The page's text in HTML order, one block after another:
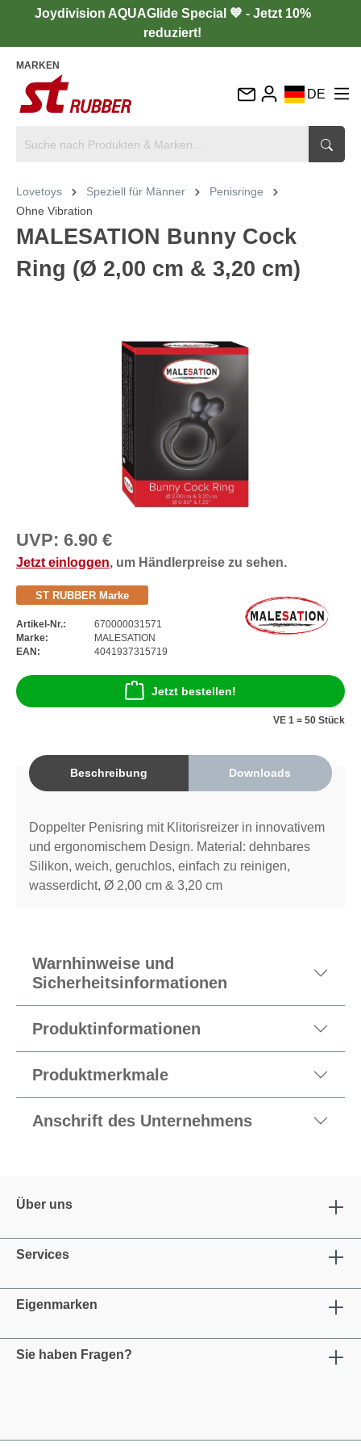
Joydivision AQUAGlide Special 💙 - Jetzt 10%
reduziert!
MARKEN
DE
IT
Lovetoys Speziell für Männer
Penisringe
Ohne Vibration
MALESATION Bunny Cock
Ring (Ø 2,00 cm & 3,20 cm)
UVP: 6.90 €
Jetzt einloggen, um Händlerpreise zu sehen.
ST RUBBER Marke
Artikel-Nr.:
670000031571
Marke:
MALESATION
EAN:
4041937315719
Jetzt bestellen!
VE 1 = 50 Stück
Beschreibung Downloads
Doppelter Penisring mit Klitorisreizer in innovativem
und ergonomischem Design. Material: dehnbares
Silikon, weich, geruchlos, einfach zu reinigen,
wasserdicht, Ø 2,00 cm & 3,20 cm
Warnhinweise und
Sicherheitsinformationen
Produktinformationen
Produktmerkmale
Anschrift des Unternehmens
Über uns
Services
Eigenmarken
Sie haben Fragen?